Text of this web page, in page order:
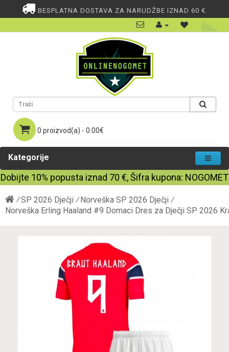
BESPLATNA DOSTAVA ZA NARUDŽBE IZNAD 60 €.
0 proizvod(a) - 0.00€
Kategorije
Dobijte 10% popusta iznad 70 €, Šifra kupona: NOGOMET
SP 2026 Dječji
Norveška SP 2026 Dječji
Norveška Erling Haaland #9 Domaci Dres za Dječji SP 2026